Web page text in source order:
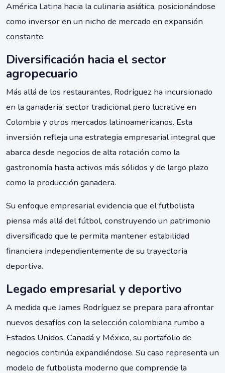
América Latina hacia la culinaria asiática, posicionándose
como inversor en un nicho de mercado en expansión
constante.
Diversificación hacia el sector
agropecuario
Más allá de los restaurantes, Rodríguez ha incursionado
en la ganadería, sector tradicional pero lucrative en
Colombia y otros mercados latinoamericanos. Esta
inversión refleja una estrategia empresarial integral que
abarca desde negocios de alta rotación como la
gastronomía hasta activos más sólidos y de largo plazo
como la producción ganadera.
Su enfoque empresarial evidencia que el futbolista
piensa más allá del fútbol, construyendo un patrimonio
diversificado que le permita mantener estabilidad
financiera independientemente de su trayectoria
deportiva.
Legado empresarial y deportivo
A medida que James Rodríguez se prepara para afrontar
nuevos desafíos con la selección colombiana rumbo a
Estados Unidos, Canadá y México, su portafolio de
negocios continúa expandiéndose. Su caso representa un
modelo de futbolista moderno que comprende la